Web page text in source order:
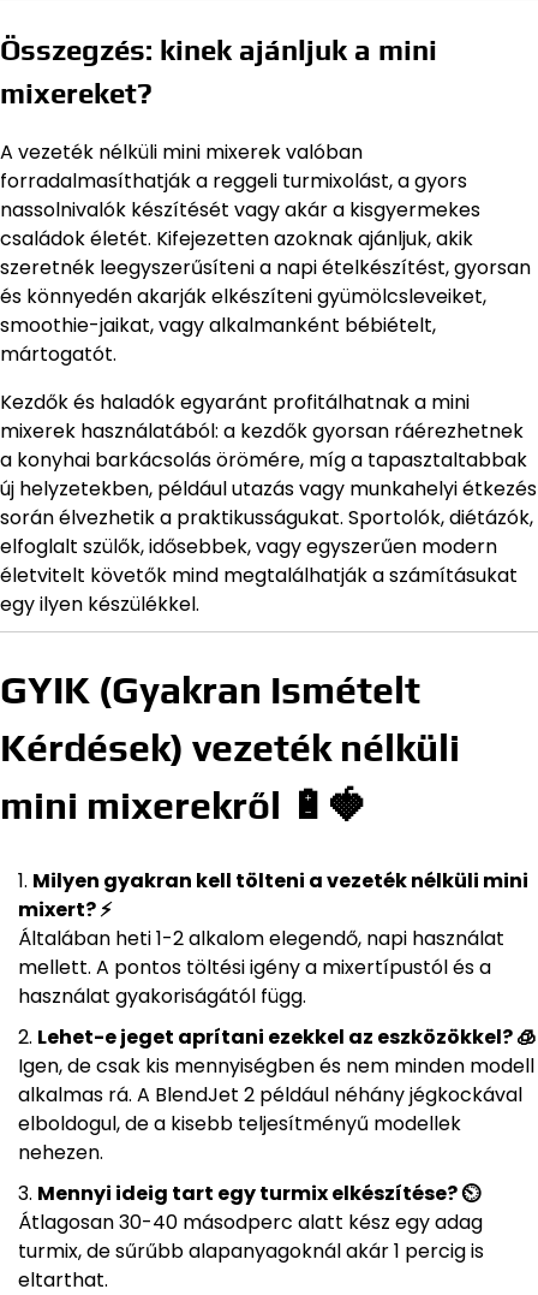
Összegzés: kinek ajánljuk a mini
mixereket?
A vezeték nélküli mini mixerek valóban
forradalmasíthatják a reggeli turmixolást, a gyors
nassolnivalók készítését vagy akár a kisgyermekes
családok életét. Kifejezetten azoknak ajánljuk, akik
szeretnék leegyszerűsíteni a napi ételkészítést, gyorsan
és könnyedén akarják elkészíteni gyümölcsleveiket,
smoothie-jaikat, vagy alkalmanként bébiételt,
mártogatót.
Kezdők és haladók egyaránt profitálhatnak a mini
mixerek használatából: a kezdők gyorsan ráérezhetnek
a konyhai barkácsolás örömére, míg a tapasztaltabbak
új helyzetekben, például utazás vagy munkahelyi étkezés
során élvezhetik a praktikusságukat. Sportolók, diétázók,
elfoglalt szülők, idősebbek, vagy egyszerűen modern
életvitelt követők mind megtalálhatják a számításukat
egy ilyen készülékkel.
GYIK (Gyakran Ismételt
Kérdések) vezeték nélküli
mini mixerekről 🔋🍓
Milyen gyakran kell tölteni a vezeték nélküli mini
mixert? ⚡
Általában heti 1-2 alkalom elegendő, napi használat
mellett. A pontos töltési igény a mixertípustól és a
használat gyakoriságától függ.
Lehet-e jeget aprítani ezekkel az eszközökkel? 🧊
Igen, de csak kis mennyiségben és nem minden modell
alkalmas rá. A BlendJet 2 például néhány jégkockával
elboldogul, de a kisebb teljesítményű modellek
nehezen.
Mennyi ideig tart egy turmix elkészítése? ⏲️
Átlagosan 30-40 másodperc alatt kész egy adag
turmix, de sűrűbb alapanyagoknál akár 1 percig is
eltarthat.